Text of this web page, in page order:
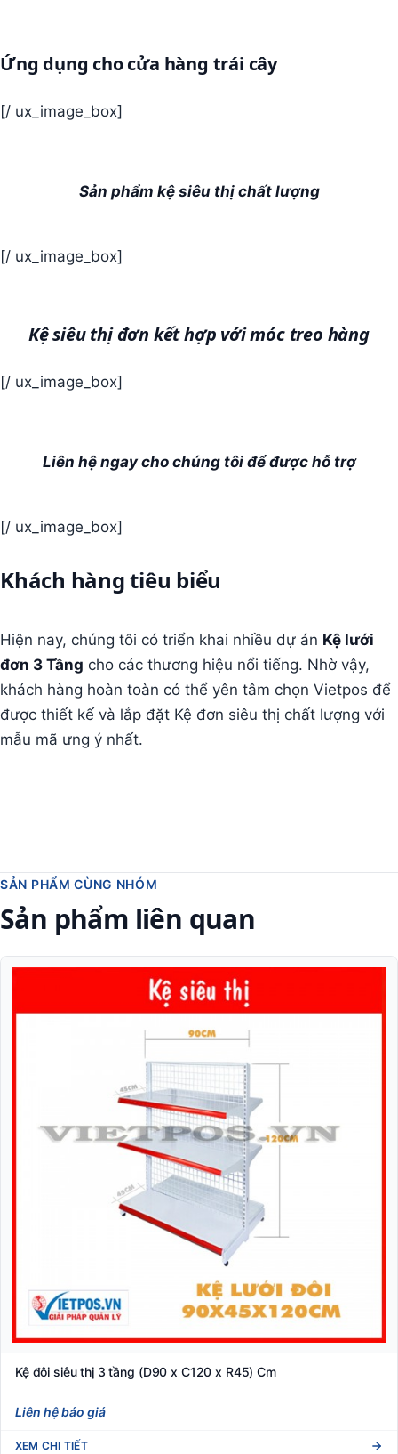
Ứng dụng cho cửa hàng trái cây
[/ ux_image_box]
Sản phẩm kệ siêu thị chất lượng
[/ ux_image_box]
Kệ siêu thị đơn kết hợp với móc treo hàng
[/ ux_image_box]
Liên hệ ngay cho chúng tôi để được hỗ trợ
[/ ux_image_box]
Khách hàng tiêu biểu
Hiện nay, chúng tôi có triển khai nhiều dự án Kệ lưới
đơn 3 Tầng cho các thương hiệu nổi tiếng. Nhờ vậy,
khách hàng hoàn toàn có thể yên tâm chọn Vietpos để
được thiết kế và lắp đặt Kệ đơn siêu thị chất lượng với
mẫu mã ưng ý nhất.
SẢN PHẨM CÙNG NHÓM
Sản phẩm liên quan
Kệ đôi siêu thị 3 tầng (D90 x C120 x R45) Cm
Liên hệ báo giá
XEM CHI TIẾT